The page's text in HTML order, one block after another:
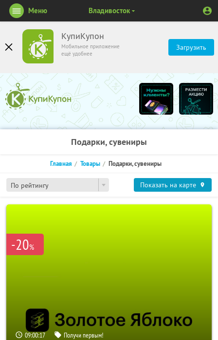
КупиКупон
Мобильное приложение
ещё удобнее
Загрузить
Меню Владивосток
Подарки, сувениры
По рейтингу
Главная Товары Подарки, сувениры
Показать на карте
-20%
09:00:16 Получи первым!